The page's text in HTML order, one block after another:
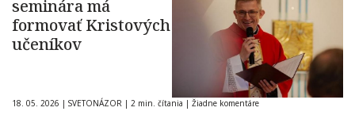
seminára má
formovať Kristových
učeníkov
18. 05. 2026 | SVETONÁZOR | 2 min. čítania | Žiadne komentáre